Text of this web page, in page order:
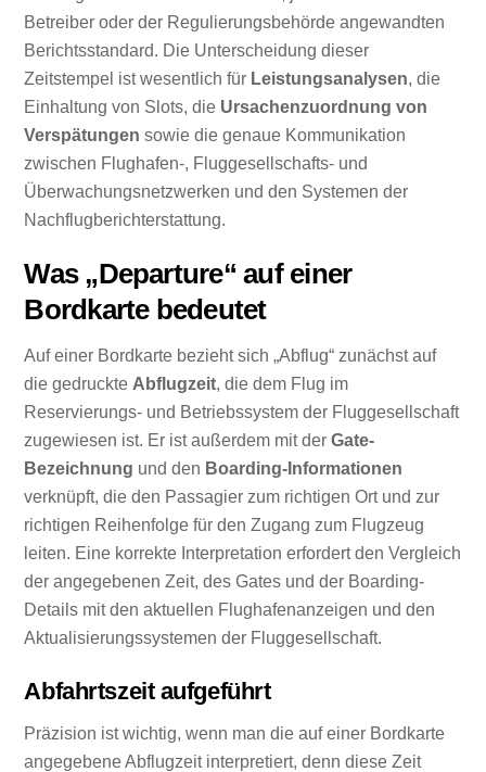
Betreiber oder der Regulierungsbehörde angewandten
Berichtsstandard. Die Unterscheidung dieser
Zeitstempel ist wesentlich für Leistungsanalysen, die
Einhaltung von Slots, die Ursachenzuordnung von
Verspätungen sowie die genaue Kommunikation
zwischen Flughafen-, Fluggesellschafts- und
Überwachungsnetzwerken und den Systemen der
Nachflugberichterstattung.
Was „Departure“ auf einer
Bordkarte bedeutet
Auf einer Bordkarte bezieht sich „Abflug“ zunächst auf
die gedruckte Abflugzeit, die dem Flug im
Reservierungs- und Betriebssystem der Fluggesellschaft
zugewiesen ist. Er ist außerdem mit derGate-
Bezeichnung und den Boarding-Informationen
verknüpft, die den Passagier zum richtigen Ort und zur
richtigen Reihenfolge für den Zugang zum Flugzeug
leiten. Eine korrekte Interpretation erfordert den Vergleich
der angegebenen Zeit, des Gates und der Boarding-
Details mit den aktuellen Flughafenanzeigen und den
Aktualisierungssystemen der Fluggesellschaft.
Abfahrtszeit aufgeführt
Präzision ist wichtig, wenn man die auf einer Bordkarte
angegebene Abflugzeit interpretiert, denn diese Zeit